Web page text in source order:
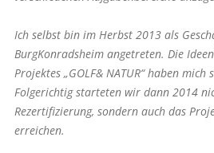
Ich selbst bin im Herbst 2013 als
BurgKonradsheim angetreten. Die
Projektes „GOLF& NATUR“ haben mich
Folgerichtig starteten wir dann 2014
Rezertifizierung, sondern auch das
erreichen.